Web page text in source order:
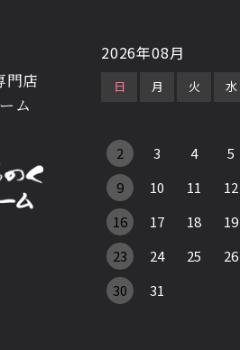
門店
ム
2026年08月
日 月 火 水
2
3 4 5
9
10 11 12
16
17 18 19
23
24 25 26
30
31